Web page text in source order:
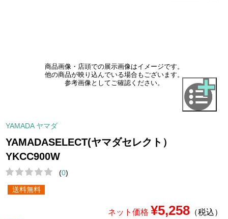
商品画像・店頭での展示画像はイメージです。
他の商品が映り込んでいる場合もございます。
参考画像としてご確認ください。
YAMADA ヤマダ
YAMADASELECT(ヤマダセレクト）
YKCC900W
(0)
送料無料
ネット価格 ¥5,258（税込）